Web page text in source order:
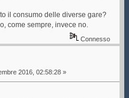
il consumo delle diverse gare?
come sempre, invece no.
Connesso
2016, 02:58:28 »